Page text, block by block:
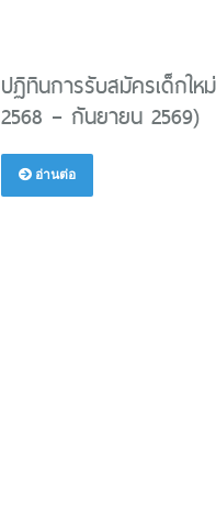
ปฏิทินการรับสมัครเด็กใ
2568 – กันยายน 2569)
อ่านต่อ